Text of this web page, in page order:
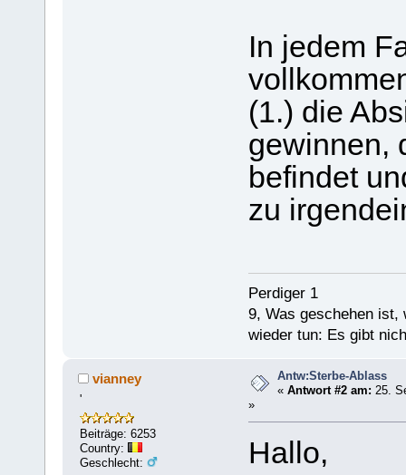
In jedem
(1.) die
gewinnen,
befindet
zu
Perdiger 1
9, Was geschehen ist,
wieder tun: Es gibt
vianney
'
Beiträge: 6253
Country:
Geschlecht:
Antw:Sterbe-Ablass
«Antwort #2 am: 25.
»
Hallo,